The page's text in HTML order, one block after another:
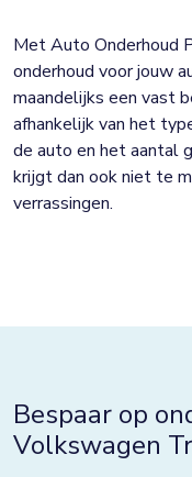
Met Auto Onderhoud
onderhoud voor jouw
maandelijks een vast
afhankelijk van het
de auto en het aantal
krijgt dan ook niet te
verrassingen.
Bespaar op
Volkswagen